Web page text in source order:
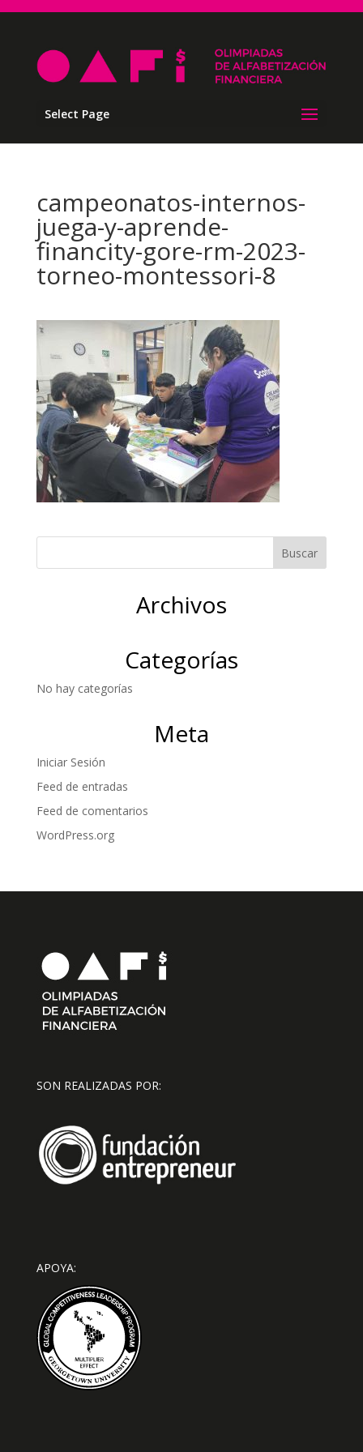
Select Page
campeonatos-internos-
juega-y-aprende-
financity-gore-rm-2023-
torneo-montessori-8
Archivos
Categorías
No hay categorías
Meta
Iniciar Sesión
Feed de entradas
Feed de comentarios
WordPress.org
SON REALIZADAS POR:
APOYA: